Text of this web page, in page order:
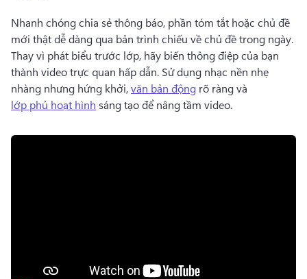
Nhanh chóng chia sẻ thông báo, phần tóm tắt hoặc chủ đề
Thay vì phát biểu trước lớp, hãy biến thông điệp của bạn
thành video trực quan hấp dẫn. Sử dụng nhạc nền nhẹ
nhàng nhưng hứng khởi, văn bản động rõ ràng và
lớp phủ hoạt hình sáng tạo để nâng tầm video.